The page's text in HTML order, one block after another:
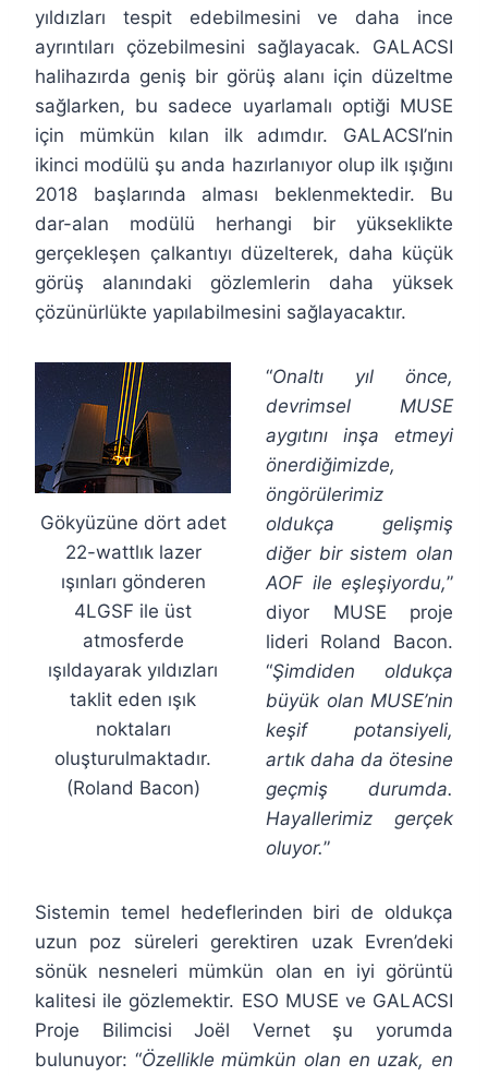
yıldızları tespit edebilmesini ve daha ince
ayrıntıları çözebilmesini sağlayacak. GALACSI
halihazırda geniş bir görüş alanı için düzeltme
sağlarken, bu sadece uyarlamalı optiği MUSE
için mümkün kılan ilk adımdır. GALACSI’nin
ikinci modülü şu anda hazırlanıyor olup ilk ışığını
2018 başlarında alması beklenmektedir. Bu
dar-alan modülü herhangi bir yükseklikte
gerçekleşen çalkantıyı düzelterek, daha küçük
görüş alanındaki gözlemlerin daha yüksek
çözünürlükte yapılabilmesini sağlayacaktır.
Gökyüzüne dört adet
22-wattlık lazer
ışınları gönderen
4LGSF ile üst
atmosferde
ışıldayarak yıldızları
taklit eden ışık
noktaları
oluşturulmaktadır.
(Roland Bacon)
“Onaltı yıl önce,
devrimsel MUSE
aygıtını inşa etmeyi
önerdiğimizde,
öngörülerimiz
oldukça gelişmiş
diğer bir sistem olan
AOF ile eşleşiyordu,”
diyor MUSE proje
lideri Roland Bacon.
“Şimdiden oldukça
büyük olan MUSE’nin
keşif potansiyeli,
artık daha da ötesine
geçmiş durumda.
Hayallerimiz gerçek
oluyor.”
Sistemin temel hedeflerinden biri de oldukça
uzun poz süreleri gerektiren uzak Evren’deki
sönük nesneleri mümkün olan en iyi görüntü
kalitesi ile gözlemektir. ESO MUSE ve GALACSI
Proje Bilimcisi Joël Vernet şu yorumda
bulunuyor: “Özellikle mümkün olan en uzak, en